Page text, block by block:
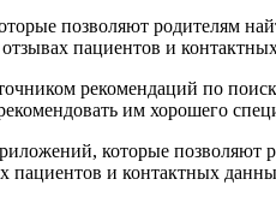
позволяют родителям
пациентов и
рекомендаций по
им хорошего
которые позволяют
пациентов и контактных